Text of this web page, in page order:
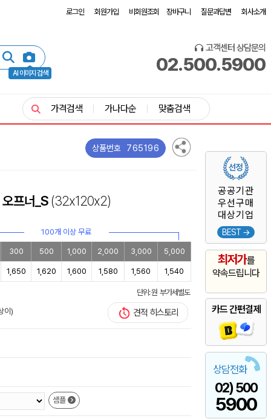
로그인 회원가입 비회원조회 장바구니 질문과답변 회사소개
AI 이미지 검색
고객센터 상담문의
02.500.5900
공공기관
우선구매
대상기업
BEST →
최저가를
약속드립니다
카드 간편결제
상담전화
02) 500
5900
가격검색 가나다순 맞춤검색
상품번호 765196
프너_S(32x120x2)
100개 이상 무료
300 500 1,000 2,000 3,000 5,000
1,650 1,620 1,600 1,580 1,560 1,540
단위: 원 부가세별도
이) 견적 히스토리
샘플